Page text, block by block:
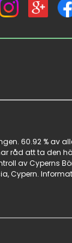
60.92 % av
råd att ta den
av Cyperns
Cypern.